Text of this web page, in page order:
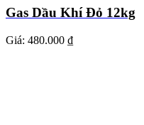
Gas Dầu Khí Đỏ 12kg
Giá: 480.000 ₫